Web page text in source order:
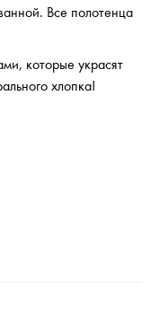
Все полотенца
которые украсят
хлопка!